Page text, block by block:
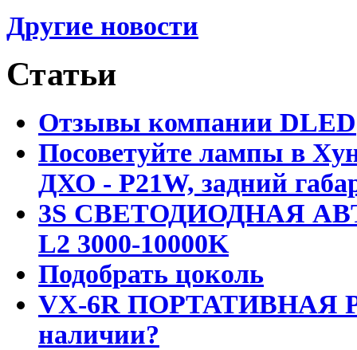
Другие новости
Статьи
Отзывы компании DLED
Посоветуйте лампы в
ДХО - P21W, задний
3S СВЕТОДИОДНАЯ
L2 3000-10000K
Подобрать цоколь
VX-6R ПОРТАТИВНАЯ
наличии?